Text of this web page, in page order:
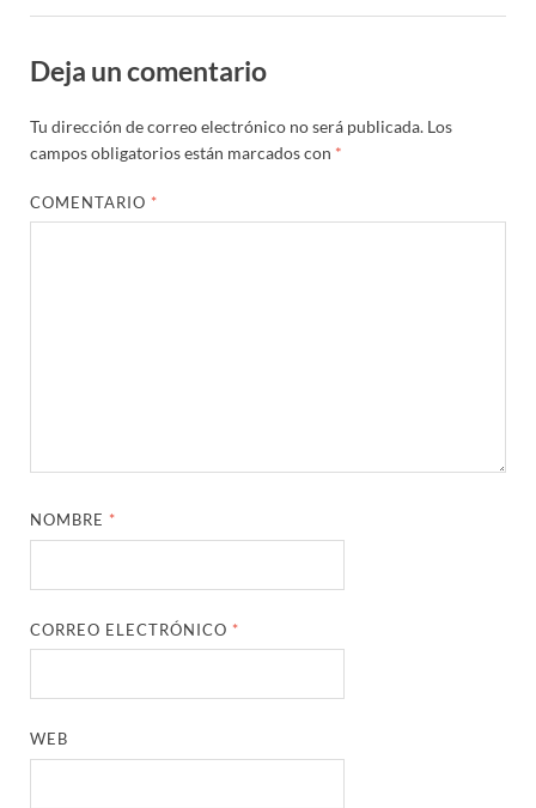
Deja un comentario
Tu dirección de correo electrónico no será publicada. Los
campos obligatorios están marcados con *
COMENTARIO *
NOMBRE *
CORREO ELECTRÓNICO *
WEB